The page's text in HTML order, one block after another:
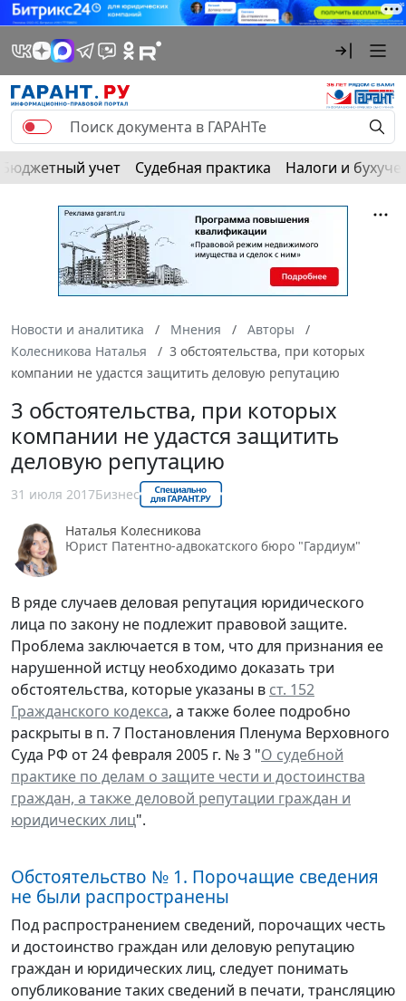
Бюджетный учет Судебная практика Налоги и
Новости и аналитика Мнения
Авторы
Колесникова Наталья
3 обстоятельства, при которых
компании не удастся защитить деловую репутацию
3 обстоятельства, при которых
компании не удастся защитить
деловую репутацию
31 июля 2017Бизнес
Наталья Колесникова
Юрист Патентно-адвокатского бюро "Гардиум"
В ряде случаев деловая репутация юридического
лица по закону не подлежит правовой защите.
Проблема заключается в том, что для признания ее
нарушенной истцу необходимо доказать три
обстоятельства, которые указаны в ст. 152
Гражданского кодекса, а также более подробно
раскрыты в п. 7 Постановления Пленума Верховного
Суда РФ от 24 февраля 2005 г. № 3 "О судебной
практике по делам о защите чести и достоинства
граждан, а также деловой репутации граждан и
юридических лиц".
Обстоятельство № 1. Порочащие сведения
не были распространены
Под распространением сведений, порочащих честь
и достоинство граждан или деловую репутацию
граждан и юридических лиц, следует понимать
опубликование таких сведений в печати, трансляцию